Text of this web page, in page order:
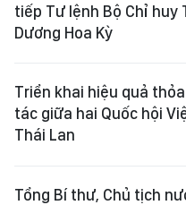
tiếp Tư lệnh Bộ Chỉ huy
Dương Hoa Kỳ
Triển khai hiệu quả
tác giữa hai Quốc hội
Thái Lan
Tổng Bí thư, Chủ tịch